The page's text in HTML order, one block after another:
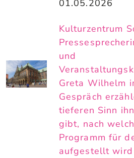
01.05.2026
Kulturzentrum
und
Greta Wilhelm
Gespräch
tieferen Sinn
gibt, nach
Programm für
aufgestellt